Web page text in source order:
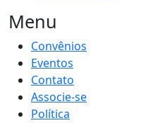
Menu
Convênios
Eventos
Contato
Associe-se
Política